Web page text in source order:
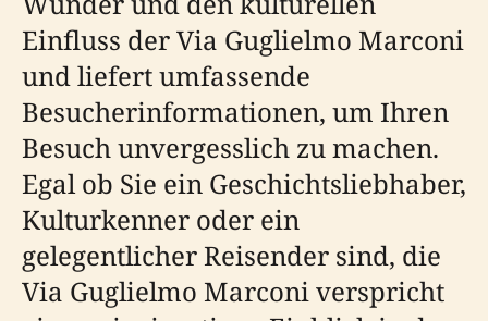
Einfluss der Via Guglielmo Marconi
und liefert umfassende
Besucherinformationen, um Ihren
Besuch unvergesslich zu machen.
Egal ob Sie ein Geschichtsliebhaber,
Kulturkenner oder ein
gelegentlicher Reisender sind, die
Via Guglielmo Marconi verspricht